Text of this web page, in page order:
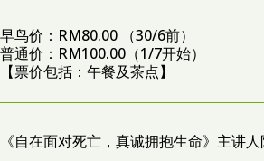
早鸟价：RM80.00 （30/6前）
普通价：RM100.00（1/7开始）
【票价包括：午餐及茶点】
《自在面对死亡，真诚拥抱生命》主讲人